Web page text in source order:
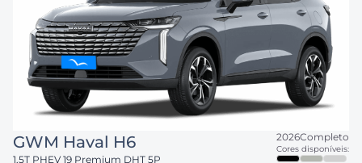
GWM Haval H6
1.5T PHEV 19 Premium DHT 5P
2026Completo
Cores disponíveis: